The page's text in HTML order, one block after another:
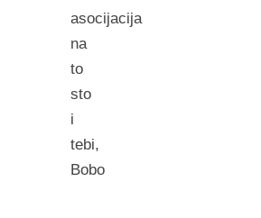
asocijacija
na
to
sto
i
tebi,
Bobo